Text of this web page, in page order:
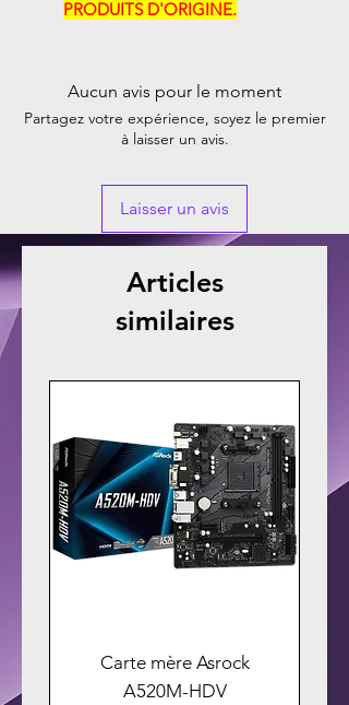
PRODUITS D'ORIGINE.
Aucun avis pour le moment
Partagez votre expérience, soyez le premier
à laisser un avis.
Laisser un avis
Articles
similaires
Carte mère Asrock
A520M-HDV